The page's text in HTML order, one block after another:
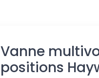
Vanne
positions